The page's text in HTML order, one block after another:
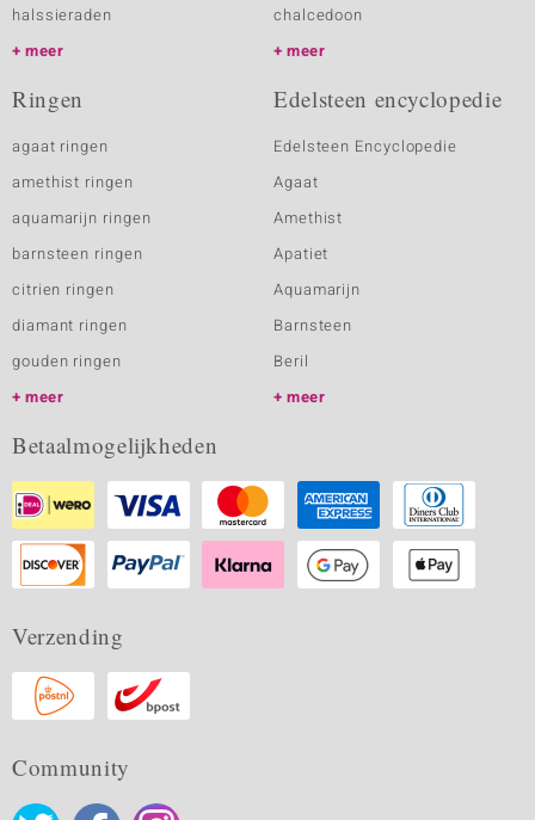
halssieraden
meer
chalcedoon
meer
Ringen
agaat ringen
amethist ringen
aquamarijn ringen
barnsteen ringen
citrien ringen
diamant ringen
gouden ringen
meer
Edelsteen encyclopedie
Edelsteen Encyclopedie
Agaat
Amethist
Apatiet
Aquamarijn
Barnsteen
Beril
meer
Betaalmogelijkheden
Verzending
Community